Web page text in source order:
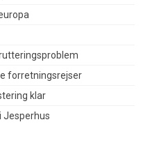
forretningsrejser
klar
Jesperhus